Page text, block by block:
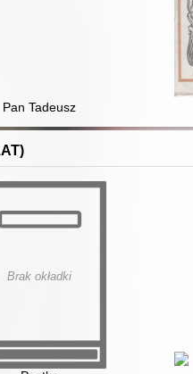
Pan Tadeusz
Brak okładki